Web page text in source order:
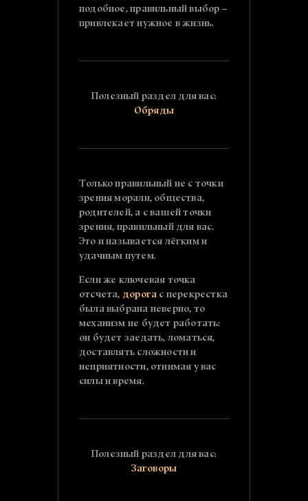
подобное, правильный выбор –
привлекает нужное в жизнь.
Полезный раздел для вас:
Обряды
Только правильный не с точки
зрения морали, общества,
родителей, а с вашей точки
зрения, правильный для вас.
Это и называется лёгким и
удачным путем.
Если же ключевая точка
отсчета, дорога с перекрестка
была выбрана неверно, то
механизм не будет работать:
он будет заедать, ломаться,
доставлять сложности и
неприятности, отнимая у вас
силы и время.
Полезный раздел для вас:
Заговоры